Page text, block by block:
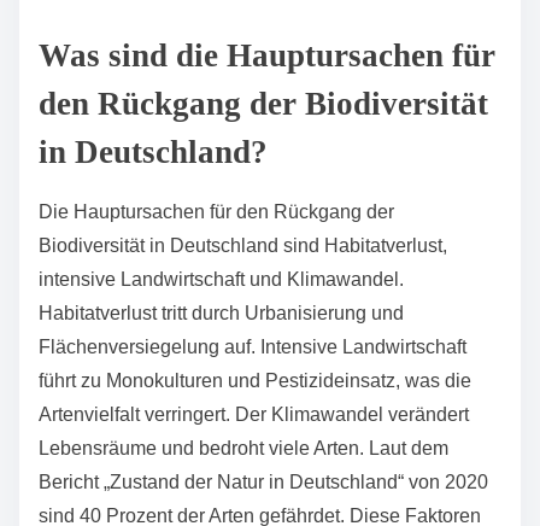
Was sind die Hauptursachen für
den Rückgang der Biodiversität
in Deutschland?